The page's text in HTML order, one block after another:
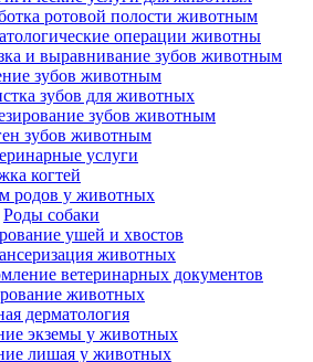
ротовой полости животным
операции животны
и выравнивание зубов животным
зубов животным
зубов для животных
зубов животным
зубов животным
услуги
когтей
родов у животных
Роды собаки
ушей и хвостов
животных
ветеринарных документов
животных
дерматология
экземы у животных
лишая у животных